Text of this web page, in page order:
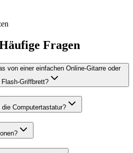
Fragen
von einer einfachen Online-Gitarre oder
Griffbrett?
Computertastatur?